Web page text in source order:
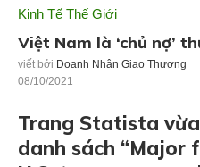
Kinh Tế Thế Giới
Việt Nam là ‘chủ nợ’
viết bởi Doanh Nhân Giao Thương
08/10/2021
Trang Statista
danh sách “Major